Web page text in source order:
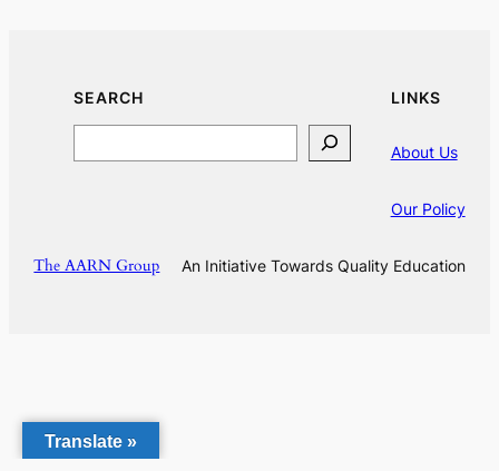
SEARCH LINKS
About Us
Our Policy
The AARN Group An Initiative Towards Quality Education
Translate »